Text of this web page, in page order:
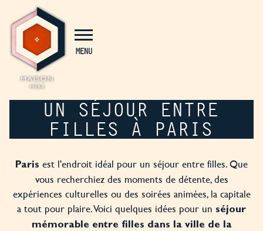
MENU
UN SÉJOUR ENTRE
FILLES À PARIS
Paris est l'endroit idéal pour un séjour entre filles. Que
vous recherchiez des moments de détente, des
expériences culturelles ou des soirées animées, la capitale
a tout pour plaire. Voici quelques idées pour un séjour
mémorable entre filles dans la ville de la
Panneau de gestion des cookies